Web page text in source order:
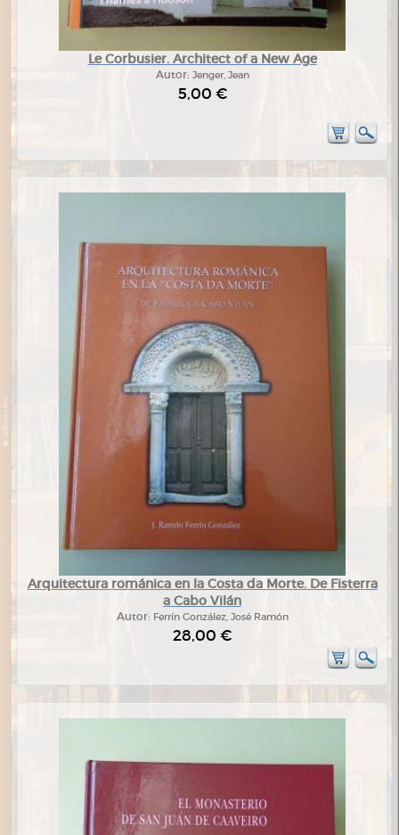
Le Corbusier. Architect of a New Age
Autor: Jenger, Jean
5,00 €
Arquitectura románica en la Costa da Morte. De Fisterra
a Cabo Vilán
Autor: Ferrín González, José Ramón
28,00 €